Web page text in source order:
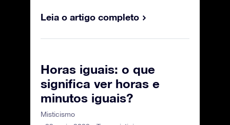
Leia o artigo completo
Horas iguais: o que
significa ver horas e
minutos iguais?
Misticismo